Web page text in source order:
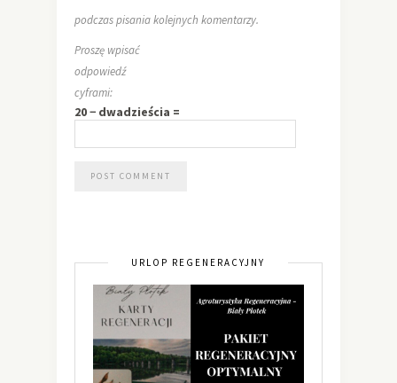
podczas pisania kolejnych komentarzy.
Proszę wpisać
odpowiedź
cyframi:
20 − dwadzieścia =
URLOP REGENERACYJNY